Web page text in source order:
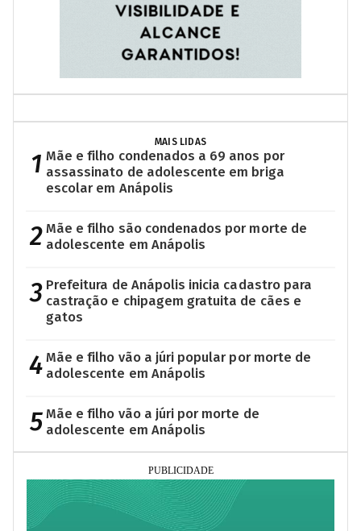
MAIS LIDAS
1 Mãe e filho condenados a 69 anos por
assassinato de adolescente em briga
escolar em Anápolis
2 Mãe e filho são condenados por morte de
adolescente em Anápolis
3 Prefeitura de Anápolis inicia cadastro para
castração e chipagem gratuita de cães e
gatos
4 Mãe e filho vão a júri popular por morte de
adolescente em Anápolis
5 Mãe e filho vão a júri por morte de
adolescente em Anápolis